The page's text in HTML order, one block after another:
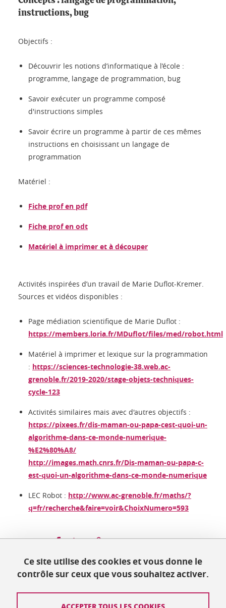
instructions, bug
Objectifs :
Découvrir les notions d’informatique à l’école :
programme, langage de programmation, bug
Savoir exécuter un programme composé
d'instructions simples
Savoir écrire un programme à partir de ces mêmes
instructions en choisissant un langage de
programmation
Matériel :
Fiche prof en pdf
Fiche prof en odt
Matériel à imprimer et à découper
Activités inspirées d’un travail de Marie Duflot-Kremer.
Sources et vidéos disponibles :
Page médiation scientifique de Marie Duflot :
https://members.loria.fr/MDuflot/files/med/robot.html
Matériel à imprimer et lexique sur la programmation
: https://sciences-technologie-38.web.ac-
grenoble.fr/2019-2020/stage-objets-techniques-
cycle-123
Activités similaires mais avec d'autres objectifs :
https://pixees.fr/dis-maman-ou-papa-cest-quoi-un-
algorithme-dans-ce-monde-numerique-
%E2%80%A8/
http://images.math.cnrs.fr/Dis-maman-ou-papa-c-
est-quoi-un-algorithme-dans-ce-monde-numerique
LEC Robot : http://www.ac-grenoble.fr/maths/?
q=fr/recherche&faire=voir&ChoixNumero=593
Partager Partager sur Facebook
Partager sur LinkedIn
Mis à jour le 24 mars 2026
Ce site utilise des cookies et vous donne le
contrôle sur ceux que vous souhaitez activer.
ACCEPTER TOUS LES COOKIES